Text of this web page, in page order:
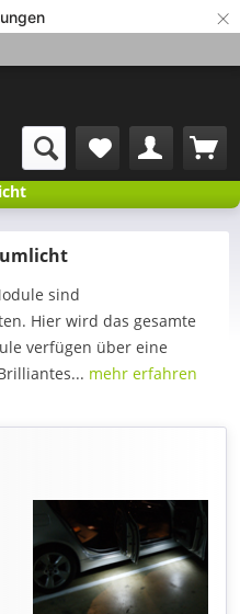
×
sind
Hier wird das gesamte
verfügen über eine
mehr erfahren